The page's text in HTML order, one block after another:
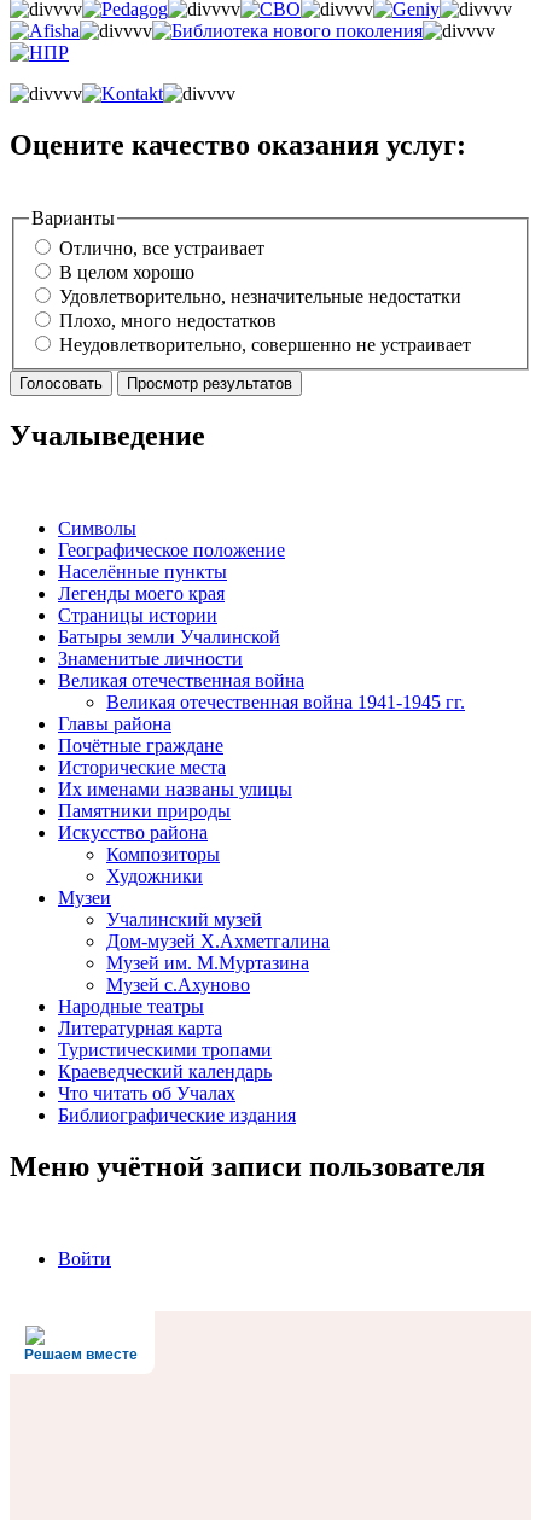
Оцените качество оказания услуг:
Варианты
Отлично, все устраивает
В целом хорошо
Удовлетворительно, незначительные недостатки
Плохо, много недостатков
Неудовлетворительно, совершенно не устраивает
Учалыведение
Символы
Географическое положение
Населённые пункты
Легенды моего края
Страницы истории
Батыры земли Учалинской
Знаменитые личности
Великая отечественная война
Великая отечественная война 1941-1945 гг.
Главы района
Почётные граждане
Исторические места
Их именами названы улицы
Памятники природы
Искусство района
Композиторы
Художники
Музеи
Учалинский музей
Дом-музей Х.Ахметгалина
Музей им. М.Муртазина
Музей с.Ахуново
Народные театры
Литературная карта
Туристическими тропами
Краеведческий календарь
Что читать об Учалах
Библиографические издания
Меню учётной записи пользователя
Войти
Решаем вместе